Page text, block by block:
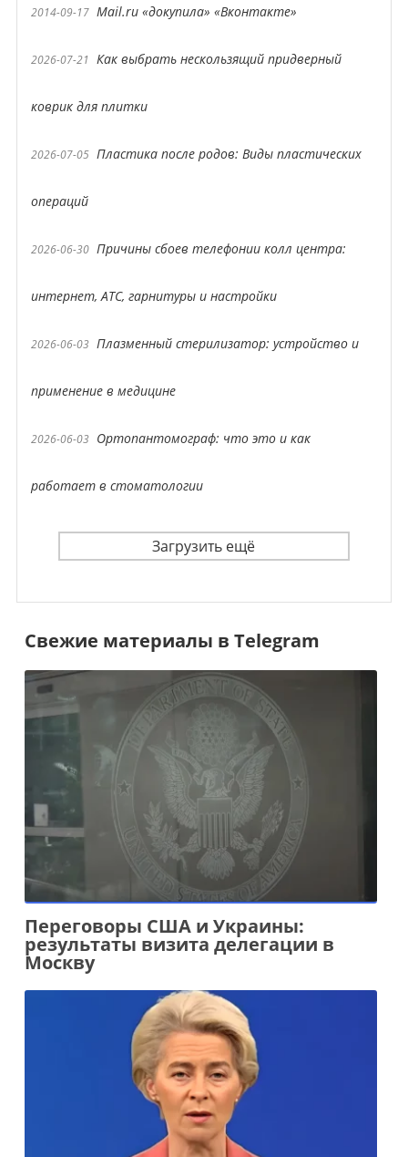
2014-09-17 Mail.ru «докупила» «Вконтакте»
2026-07-21 Как выбрать нескользящий придверный
коврик для плитки
2026-07-05 Пластика после родов: Виды пластических
операций
2026-06-30 Причины сбоев телефонии колл центра:
интернет, АТС, гарнитуры и настройки
2026-06-03 Плазменный стерилизатор: устройство и
применение в медицине
2026-06-03 Ортопантомограф: что это и как
работает в стоматологии
Загрузить ещё
Свежие материалы в Telegram
Переговоры США и Украины:
результаты визита делегации в
Москву